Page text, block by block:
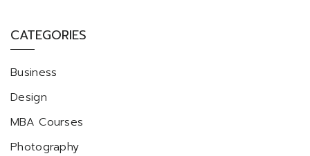
CATEGORIES
Business
Design
MBA Courses
Photography